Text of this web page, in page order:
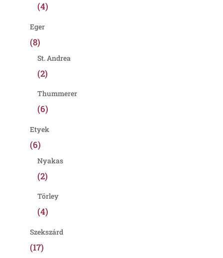
(4)
Eger
(8)
St. Andrea
(2)
Thummerer
(6)
Etyek
(6)
Nyakas
(2)
Törley
(4)
Szekszárd
(17)